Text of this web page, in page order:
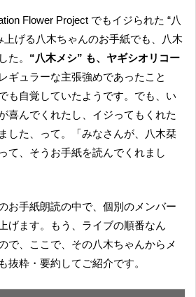
上げる八木ちゃんのお手紙でも、八木
た。 “八木メシ” も、ヤギシオリコー
ギュラーな主張強めであったこと
も自覚していたようです。でも、い
喜んでくれたし、イジってもくれた
した、って。「みなさんが、八木栞
て、そうお手紙を読んでくれまし
げます。もう、ライブの順番なん
で、ここで、その八木ちゃんからメ
抜粋・要約してご紹介です。